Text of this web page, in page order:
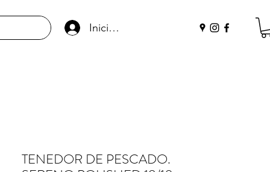
Iniciar sesión
TENEDOR DE PESCADO.